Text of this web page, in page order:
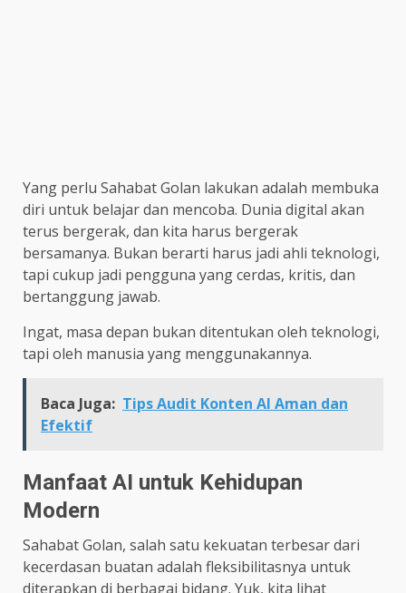
Yang perlu Sahabat Golan lakukan adalah membuka
diri untuk belajar dan mencoba. Dunia digital akan
terus bergerak, dan kita harus bergerak
bersamanya. Bukan berarti harus jadi ahli teknologi,
tapi cukup jadi pengguna yang cerdas, kritis, dan
bertanggung jawab.
Ingat, masa depan bukan ditentukan oleh teknologi,
tapi oleh manusia yang menggunakannya.
Baca Juga: Tips Audit Konten AI Aman dan
Efektif
Manfaat AI untuk Kehidupan
Modern
Sahabat Golan, salah satu kekuatan terbesar dari
kecerdasan buatan adalah fleksibilitasnya untuk
diterapkan di berbagai bidang. Yuk, kita lihat